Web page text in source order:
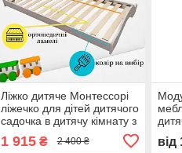
Ліжко дитяче Монтессорі
ліжечко для дітей дитячого
садочка в дитячу кімнату з
різні кольори
1 915₴ 2 400 ₴ від